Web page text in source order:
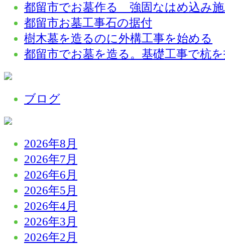
都留市でお墓作る 強固なはめ込み
都留市お墓工事石の据付
樹木墓を造るのに外構工事を始める
都留市でお墓を造る。基礎工事で杭
ブログ
2026年8月
2026年7月
2026年6月
2026年5月
2026年4月
2026年3月
2026年2月